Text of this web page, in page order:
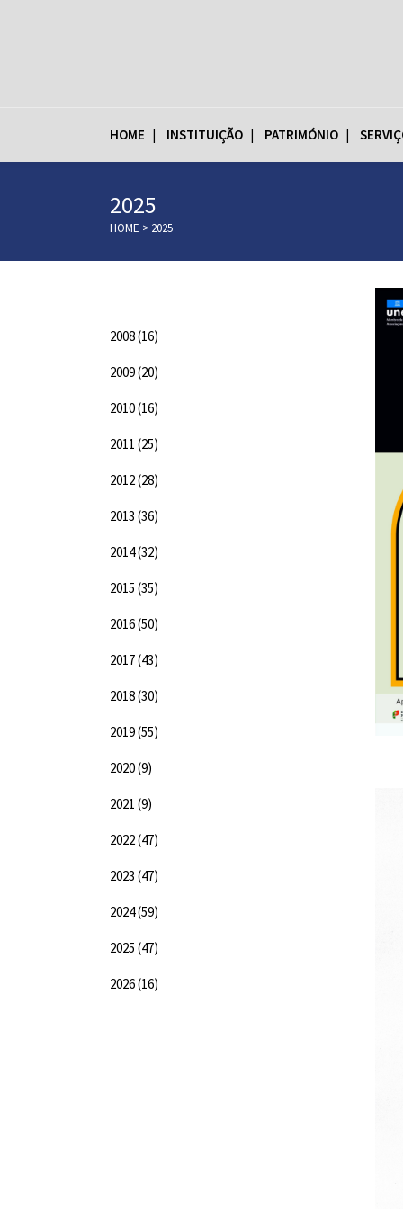
HOME INSTITUIÇÃO PATRIMÓNIO
2025
HOME > 2025
2008(16)
2009(20)
2010(16)
2011 (25)
2012(28)
2013 (36)
2014(32)
2015 (35)
2016(50)
2017(43)
2018(30)
2019(55)
2020(9)
2021 (9)
2022(47)
2023 (47)
2024(59)
2025 (47)
2026(16)